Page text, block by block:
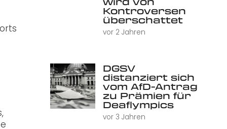
Kontroversen
überschattet
vor 2 Jahren
DGSV
distanziert sich
vom AfD-Antrag
zu Prämien für
Deaflympics
vor 3 Jahren